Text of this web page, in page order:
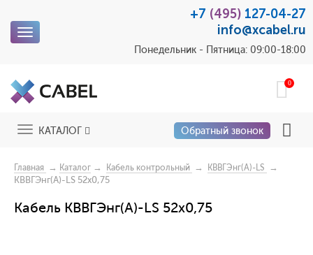
Toggle
+7 (495) 127-04-27
info@xcabel.ru
Понедельник - Пятница: 09:00-18:00
0
ToggleКАТАЛОГ Обратный звонок
Главная → Каталог → Кабель контрольный → КВВГЭнг(A)-LS
→
КВВГЭнг(A)-LS 52х0,75
Кабель КВВГЭнг(A)-LS 52х0,75